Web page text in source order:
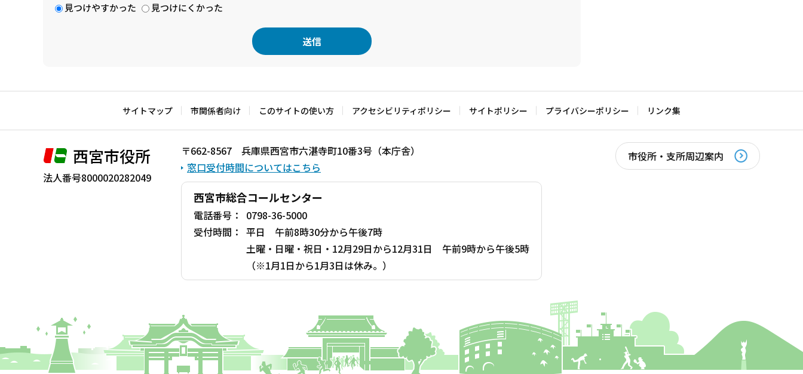
見つけやすかった
見つけにくかった
文
で
サイトマップ 市関係者向け このサイトの使い方 アクセシビリティポリシー サイトポリシー プライバシーポリシー リンク集
西宮市役所
法人番号8000020282049
〒662-8567 兵庫県西宮市六湛寺町10番3号（本庁舎）
窓口受付時間についてはこちら
西宮市総合コールセンター
電話番号：
0798-36-5000
受付時間： 平日 午前8時30分から午後7時
土曜・日曜・祝日・12月29日から12月31日 午前9時から午後5時
（※1月1日から1月3日は休み。）
市役所・支所周辺案内